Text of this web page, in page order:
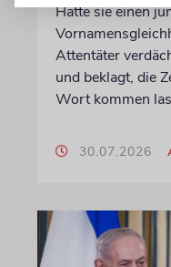
Hatte sie einen
Attentäter
und beklagt, die
Wort kommen
30.07.2026